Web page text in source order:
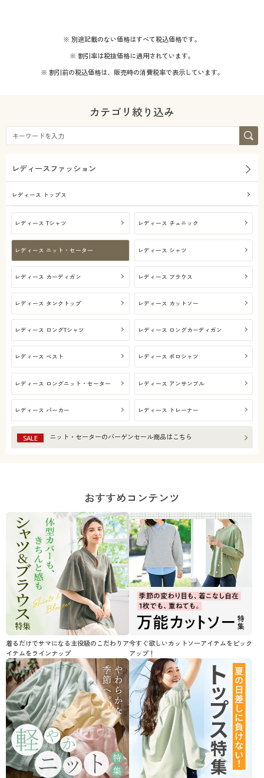
※ 別途記載のない価格はすべて税込価格です。
※ 割引率は税抜価格に適用されています。
※ 割引前の税込価格は、販売時の消費税率で表示しています。
カテゴリ絞り込み
レディースファッション
レディース トップス
レディース Tシャツ レディース チュニック
レディース ニット・セーター レディース シャツ
レディース カーディガン レディース ブラウス
レディース タンクトップ レディース カットソー
レディース ロングTシャツ レディース ロングカーディガン
レディース ベスト レディース ポロシャツ
レディース ロングニット・セーター レディース アンサンブル
レディース パーカー レディース トレーナー
SALE ニット・セーターのバーゲンセール商品はこちら
おすすめコンテンツ
着るだけでサマになる主役級のこだわりア
イテムをラインナップ
今すぐ欲しいカットソーアイテムをピック
アップ！